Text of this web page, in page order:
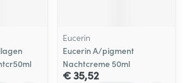
Eucerin
Eucerin A/pigment
Nachtcreme 50ml
€ 35,52